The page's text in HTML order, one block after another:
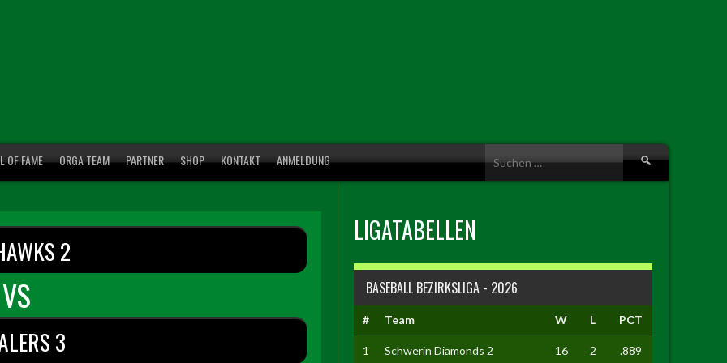
OF FAME ORGA TEAM PARTNER SHOP KONTAKT ANMELDUNG
Suche
2
VS
3
LIGATABELLEN
BASEBALL BEZIRKSLIGA - 2026
# Team W L PCT
1 Schwerin Diamonds 2 16 2 .889